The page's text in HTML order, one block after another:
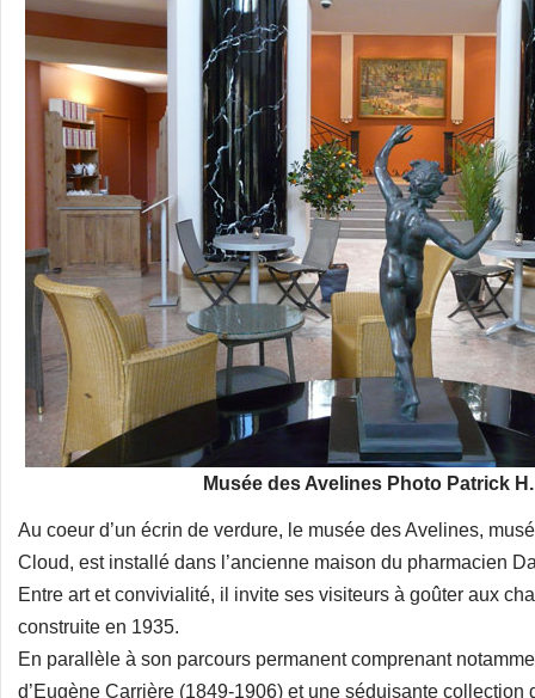
Musée des Avelines Photo Patrick
Au coeur d’un écrin de verdure, le musée des Avelines,
Cloud, est installé dans l’ancienne maison du pharmacien
Entre art et convivialité, il invite ses visiteurs à goûter aux
construite en 1935.
En parallèle à son parcours permanent comprenant
d’Eugène Carrière (1849-1906) et une séduisante collection